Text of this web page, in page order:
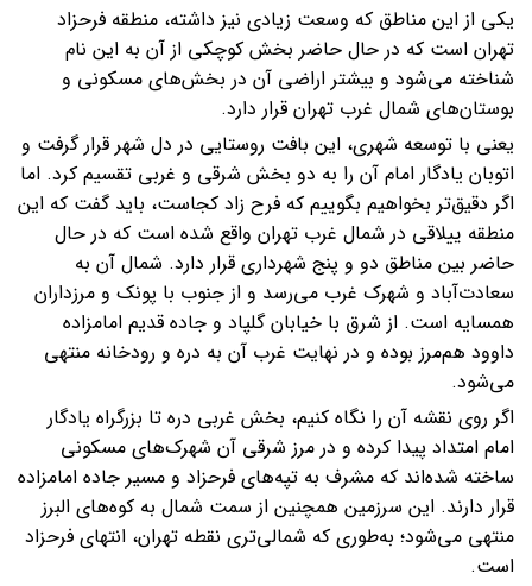
یکی از این مناطق که وسعت زیادی نیز داشته، منطقه فرحزاد
تهران است که در حال حاضر بخش کوچکی از آن به این نام
شناخته می‌شود و بیشتر اراضی آن در بخش‌های مسکونی و
بوستان‌های شمال غرب تهران قرار دارد.
یعنی با توسعه شهری، این بافت روستایی در دل شهر قرار گرفت و
اتوبان یادگار امام آن را به دو بخش شرقی و غربی تقسیم کرد. اما
اگر دقیق‌تر بخواهیم بگوییم که فرح زاد کجاست، باید گفت که این
منطقه ییلاقی در شمال غرب تهران واقع شده است که در حال
حاضر بین مناطق دو و پنج شهرداری قرار دارد. شمال آن به
سعادت‌آباد و شهرک غرب می‌رسد و از جنوب با پونک و مرزداران
همسایه است. از شرق با خیابان گلپاد و جاده قدیم امامزاده
داوود هم‌مرز بوده و در نهایت غرب آن به دره و رودخانه منتهی
می‌شود.
اگر روی نقشه آن را نگاه کنیم، بخش غربی دره تا بزرگراه یادگار
امام امتداد پیدا کرده و در مرز شرقی آن شهرک‌های مسکونی
ساخته شده‌اند که مشرف به تپه‌های فرحزاد و مسیر جاده امامزاده
قرار دارند. این سرزمین همچنین از سمت شمال به کوه‌های البرز
منتهی می‌شود؛ به‌طوری که شمالی‌تری نقطه تهران، انتهای فرحزاد
است.